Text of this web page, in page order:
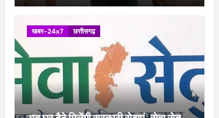
खबर-24x7 छत्तीसगढ़